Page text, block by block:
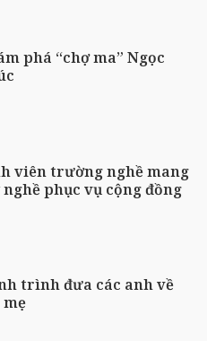
phá “chợ ma” Ngọc
viên trường nghề mang
phục vụ cộng đồng
trình đưa các anh về
mẹ